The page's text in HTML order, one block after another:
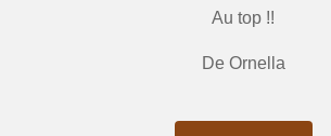
Au top !!
De Ornella